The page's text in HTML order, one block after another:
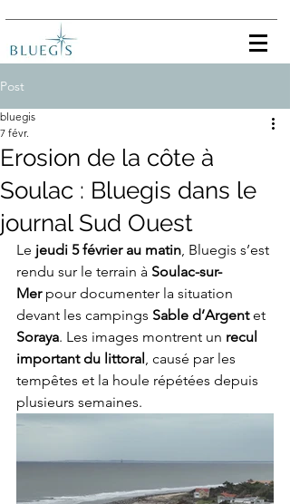
Post
Erosion de la côte à
Soulac : Bluegis dans le
journal Sud Ouest
bluegis
7 févr.
Le jeudi 5 février au matin, Bluegis s’est
rendu sur le terrain à Soulac-sur-
Mer pour documenter la situation
devant les campings Sable d’Argent et
Soraya. Les images montrent un recul
important du littoral, causé par les
tempêtes et la houle répétées depuis
plusieurs semaines.